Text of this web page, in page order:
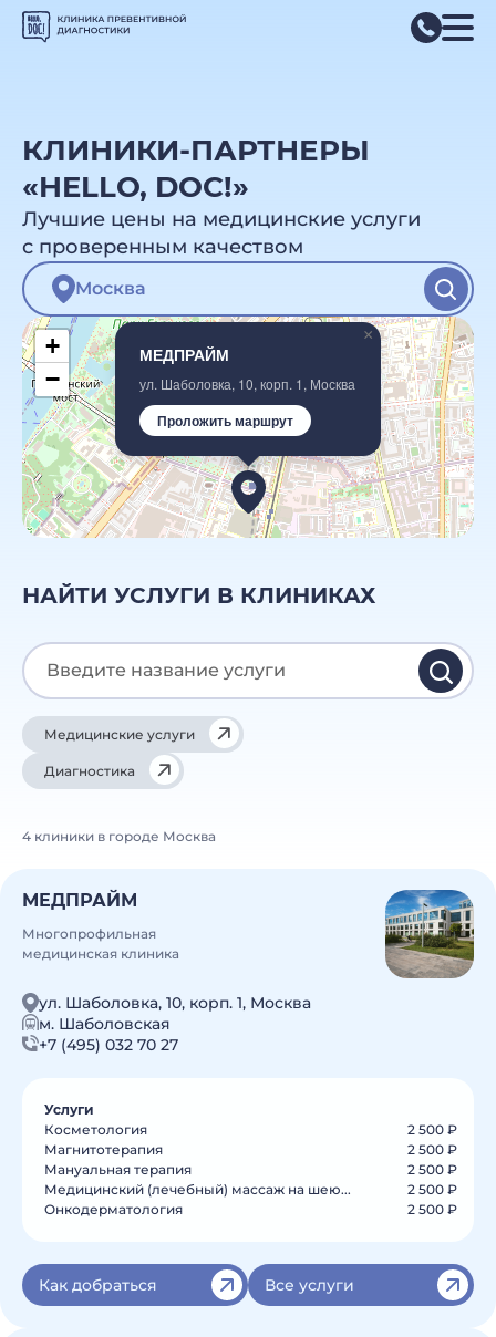
КЛИНИКИ-ПАРТНЕРЫ
«HELLO, DOC!»
Лучшие цены на медицинские услуги
с проверенным качеством
МЕДПРАЙМ
ул. Шаболовка, 10, корп. 1, Москва
Проложить маршрут
×
+
−
НАЙТИ УСЛУГИ В КЛИНИКАХ
Медицинские услуги
Диагностика
4 клиники в городе Москва
МЕДПРАЙМ
Многопрофильная
медицинская клиника
ул. Шаболовка, 10, корп. 1, Москва
м. Шаболовская
+7 (495) 032 70 27
Услуги
Косметология
2 500 ₽
Магнитотерапия
2 500 ₽
Мануальная терапия
2 500 ₽
Медицинский (лечебный) массаж на шею...
2 500 ₽
Онкодерматология
2 500 ₽
Как добраться Все услуги